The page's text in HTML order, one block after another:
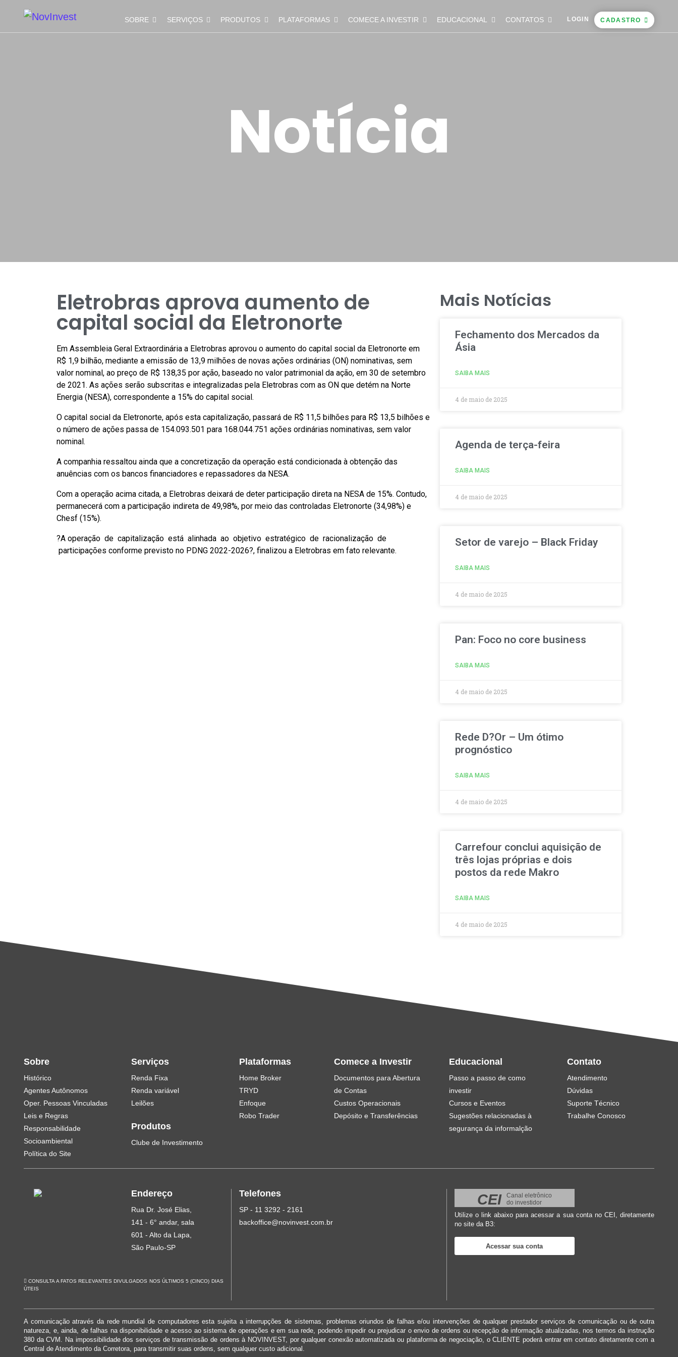
SOBRE SERVIÇOS PRODUTOS PLATAFORMAS COMECE A INVESTIR EDUCACIONAL CONTATOS LOGIN CADASTRO
Notícia
Eletrobras aprova aumento de
capital social da Eletronorte
Em Assembleia Geral Extraordinária a Eletrobras aprovou o aumento do capital social da Eletronorte em
R$ 1,9 bilhão, mediante a emissão de 13,9 milhões de novas ações ordinárias (ON) nominativas, sem
valor nominal, ao preço de R$ 138,35 por ação, baseado no valor patrimonial da ação, em 30 de setembro
de 2021. As ações serão subscritas e integralizadas pela Eletrobras com as ON que detém na Norte
Energia (NESA), correspondente a 15% do capital social.
O capital social da Eletronorte, após esta capitalização, passará de R$ 11,5 bilhões para R$ 13,5 bilhões e
o número de ações passa de 154.093.501 para 168.044.751 ações ordinárias nominativas, sem valor
nominal.
A companhia ressaltou ainda que a concretização da operação está condicionada à obtenção das
anuências com os bancos financiadores e repassadores da NESA.
Com a operação acima citada, a Eletrobras deixará de deter participação direta na NESA de 15%. Contudo,
permanecerá com a participação indireta de 49,98%, por meio das controladas Eletronorte (34,98%) e
Chesf (15%).
?A operação de capitalização está alinhada ao objetivo estratégico de racionalização de
participações conforme previsto no PDNG 2022-2026?, finalizou a Eletrobras em fato relevante.
Mais Notícias
Fechamento dos Mercados da
Ásia
SAIBA MAIS
4 de maio de 2025
Agenda de terça-feira
SAIBA MAIS
4 de maio de 2025
Setor de varejo – Black Friday
SAIBA MAIS
4 de maio de 2025
Pan: Foco no core business
SAIBA MAIS
4 de maio de 2025
Rede D?Or – Um ótimo
prognóstico
SAIBA MAIS
4 de maio de 2025
Carrefour conclui aquisição de
três lojas próprias e dois
postos da rede Makro
SAIBA MAIS
4 de maio de 2025
Sobre
Histórico
Agentes Autônomos
Oper. Pessoas Vinculadas
Leis e Regras
Responsabilidade
Socioambiental
Política do Site
Serviços
Renda Fixa
Renda variável
Leilões
Produtos
Clube de Investimento
Plataformas
Home Broker
TRYD
Enfoque
Robo Trader
Comece a Investir
Documentos para Abertura
de Contas
Custos Operacionais
Depósito e Transferências
Educacional
Passo a passo de como
investir
Cursos e Eventos
Sugestões relacionadas à
segurança da informalção
Contato
Atendimento
Dúvidas
Suporte Técnico
Trabalhe Conosco
Endereço
Rua Dr. José Elias,
141 - 6° andar, sala
601 - Alto da Lapa,
São Paulo-SP
CONSULTA A FATOS RELEVANTES DIVULGADOS NOS ÚLTIMOS 5 (CINCO) DIAS
ÚTEIS
Telefones
SP - 11 3292 - 2161
backoffice@novinvest.com.br
CEI
Canal eletrônico
do investidor
Utilize o link abaixo para acessar a sua conta no CEI, diretamente
no site da B3:
Acessar sua conta
A comunicação através da rede mundial de computadores esta sujeita a interrupções de sistemas, problemas oriundos de falhas e/ou intervenções de qualquer prestador serviços de comunicação ou de outra
natureza, e, ainda, de falhas na disponibilidade e acesso ao sistema de operações e em sua rede, podendo impedir ou prejudicar o envio de ordens ou recepção de informação atualizadas, nos termos da instrução
380 da CVM. Na impossibilidade dos serviços de transmissão de ordens à NOVINVEST, por qualquer conexão automatizada ou plataforma de negociação, o CLIENTE poderá entrar em contato diretamente com a
Central de Atendimento da Corretora, para transmitir suas ordens, sem qualquer custo adicional.